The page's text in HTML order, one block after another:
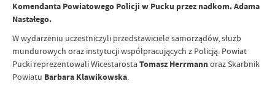
Komendanta Powiatowego Policji w Pucku przez nadkom. Adama
Nastałego.
W wydarzeniu uczestniczyli przedstawiciele samorządów, służb
mundurowych oraz instytucji współpracujących z Policją. Powiat
Pucki reprezentowali Wicestarosta Tomasz Herrmannoraz Skarbnik
Powiatu Barbara Klawikowska.